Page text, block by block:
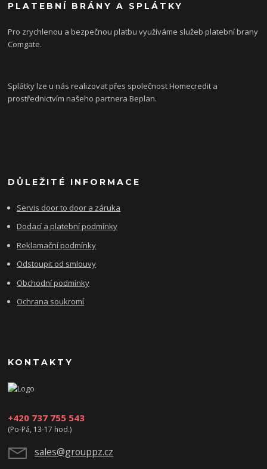
PLATEBNÍ BRÁNY A SPLÁTKY
Pro zrychlenou a bezpečnou platbu využíváme služeb platební brany
Comgate.
Splátky lze u nás realizovat přes společnost Homecredit a
prostřednictvím našeho partnera Beplan.
DŮLEŽITÉ INFORMACE
Servis door to door a záruka
Dodací a platební podmínky
Reklamační podmínky
Odstoupit od smlouvy
Obchodní podmínky
Ochrana soukromí
KONTAKTY
+420 737 755 543
(Po-Pá, 13-17 hod.)
sales@grouppz.cz